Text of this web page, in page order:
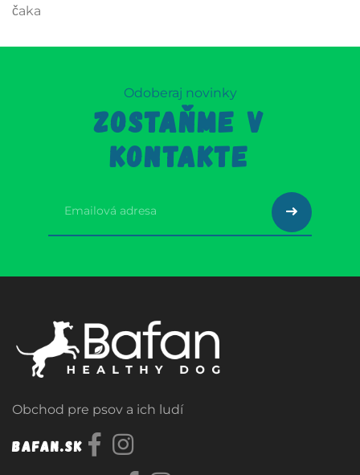
čaka
Odoberaj novinky
ZOSTAŇME V
KONTAKTE
Obchod pre psov a ich ludí
Bafan.sk